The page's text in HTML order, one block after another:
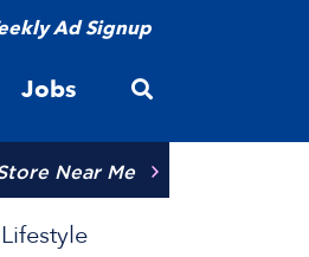
Ad Signup
Jobs
Near Me
Lifestyle